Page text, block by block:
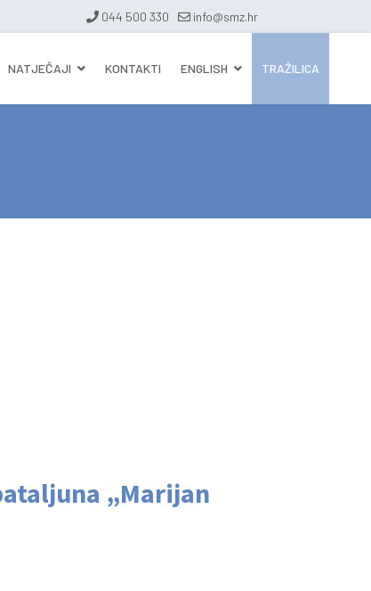
044 500 330 info@smz.hr
NATJEČAJI KONTAKTI ENGLISH TRAŽILICA
„Marijan